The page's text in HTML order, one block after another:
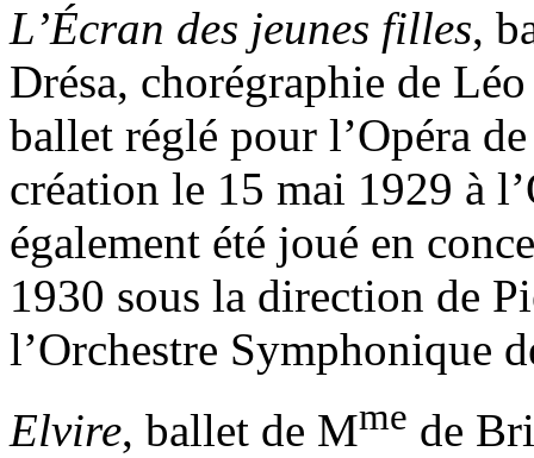
L’Écran des jeunes filles,
Drésa, chorégraphie de
ballet réglé pour l’Opéra
création le 15 mai 1929 à
également été joué en
1930 sous la direction de
l’Orchestre Symphonique
Elvire, ballet de Mme de